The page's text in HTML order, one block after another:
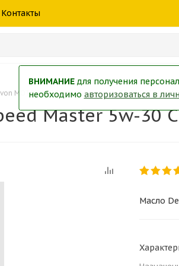
Контакты
МОТОРНОЕ Speed Master 5w-30 C3
Master 5w-30 C3
Масло
ВНИМАНИЕдля получения
необходимо авторизоваться в